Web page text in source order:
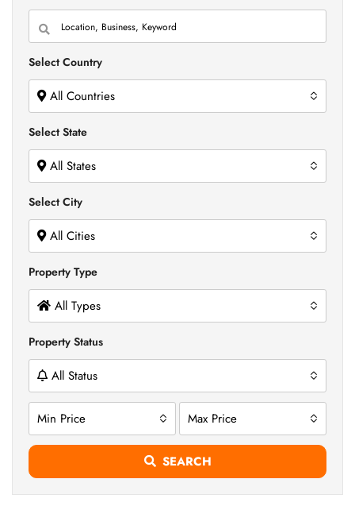
Select Country
All Countries
Select State
All States
Select City
All Cities
Property Type
All Types
Property Status
All Status
Min Price Max Price
SEARCH